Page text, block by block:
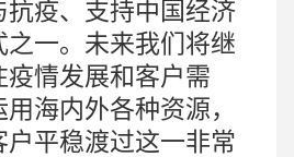
抗疫、支持中国经济
之一。未来我们将继
疫情发展和客户需
海内外各种资源，
户平稳渡过这一非常